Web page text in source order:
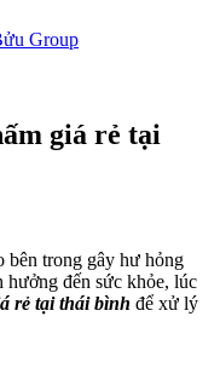
giá rẻ tại
trong gây hư hỏng
hưởng đến sức khỏe, lúc
rẻ tại thái bình để xử lý